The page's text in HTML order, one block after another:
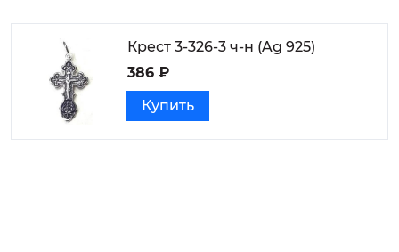
Крест 3-326-3 ч-н (Ag 925)
386 ₽
Купить